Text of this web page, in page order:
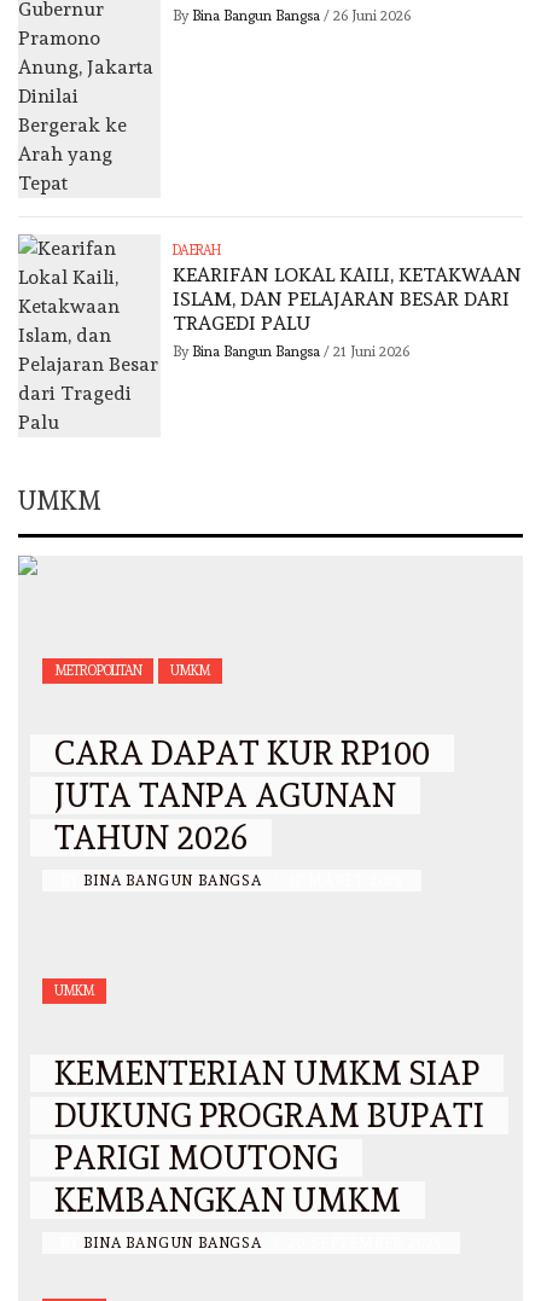
By Bina Bangun Bangsa/ 26 Juni 2026
DAERAH
KEARIFAN LOKAL KAILI, KETAKWAAN
ISLAM, DAN PELAJARAN BESAR DARI
TRAGEDI PALU
By Bina Bangun Bangsa/ 21 Juni 2026
UMKM
METROPOLITAN UMKM
CARA DAPAT KUR RP100
JUTA TANPA AGUNAN
TAHUN 2026
BINA BANGUN BANGSA
UMKM
KEMENTERIAN UMKM SIAP
DUKUNG PROGRAM BUPATI
PARIGI MOUTONG
KEMBANGKAN UMKM
BINA BANGUN BANGSA